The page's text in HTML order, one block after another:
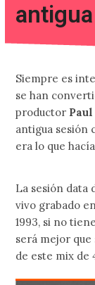
Siempre es
se han
productor
antigua sesión
era lo que
La sesión data
vivo grabado
1993, si no
será mejor
de este mix de